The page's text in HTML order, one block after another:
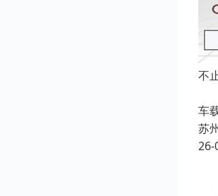
不
车
苏
26-